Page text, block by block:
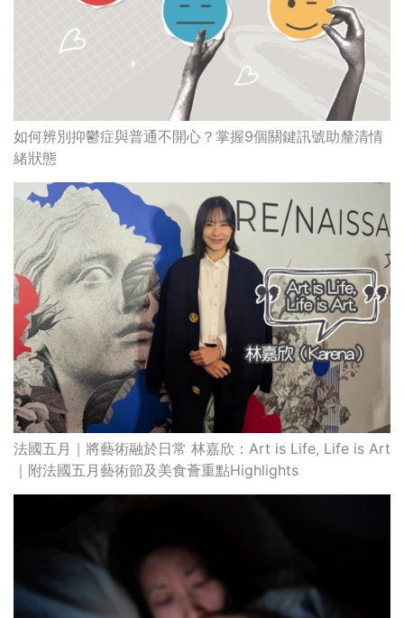
如何辨別抑鬱症與普通不開心？掌握9個關鍵訊號助釐清情
緒狀態
法國五月｜將藝術融於日常 林嘉欣：Art is Life, Life is Art
｜附法國五月藝術節及美食薈重點Highlights